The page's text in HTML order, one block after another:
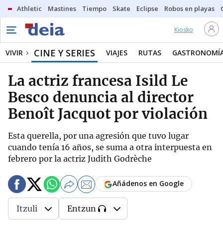
Athletic Mastines Tiempo Skate Eclipse Robos en playas
Kiosko
VIVIR CINE Y SERIES VIAJES RUTAS
La actriz francesa Isild Le
Besco denuncia al director
Benoît Jacquot por violación
Esta querella, por una agresión que tuvo lugar
cuando tenía 16 años, se suma a otra interpuesta en
febrero por la actriz Judith Godrèche
Añádenos en Google
Itzuli Entzun